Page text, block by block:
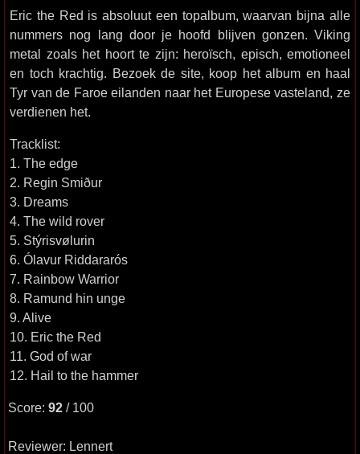
Eric the Red is absoluut een topalbum, waarvan bijna alle
nummers nog lang door je hoofd blijven gonzen. Viking
metal zoals het hoort te zijn: heroïsch, episch, emotioneel
en toch krachtig. Bezoek de site, koop het album en haal
Tyr van de Faroe eilanden naar het Europese vasteland, ze
verdienen het.
Tracklist:
1. The edge
2. Regin Smiður
3. Dreams
4. The wild rover
5. Stýrisvølurin
6. Ólavur Riddararós
7. Rainbow Warrior
8. Ramund hin unge
9. Alive
10. Eric the Red
11. God of war
12. Hail to the hammer
Score: 92 / 100
Reviewer: Lennert